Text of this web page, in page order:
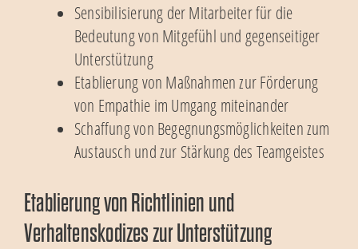
Sensibilisierung der Mitarbeiter für die
Bedeutung von Mitgefühl und gegenseitiger
Unterstützung
Etablierung von Maßnahmen zur Förderung
von Empathie im Umgang miteinander
Schaffung von Begegnungsmöglichkeiten zum
Austausch und zur Stärkung des Teamgeistes
Etablierung von Richtlinien und
Verhaltenskodizes zur Unterstützung